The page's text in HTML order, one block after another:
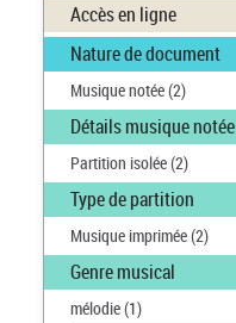
Accès en ligne
Nature de document
Musique notée(2)
Détails musique notée
Partition isolée(2)
Type de partition
Musique imprimée(2)
Genre musical
mélodie(1)